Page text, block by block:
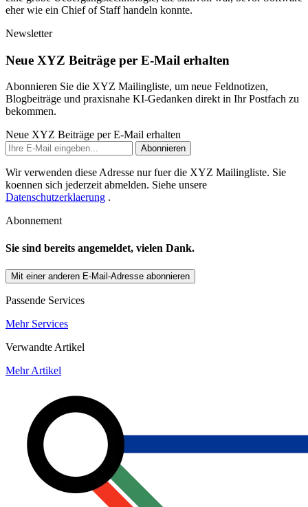
eher wie ein Chief of Staff handeln konnte.
Newsletter
Neue XYZ Beiträge per E-Mail erhalten
Abonnieren Sie die XYZ Mailingliste, um neue Feldnotizen,
Blogbeiträge und praxisnahe KI-Gedanken direkt in Ihr Postfach zu
bekommen.
Neue XYZ Beiträge per E-Mail erhalten
Abonnieren
Wir verwenden diese Adresse nur fuer die XYZ Mailingliste. Sie
koennen sich jederzeit abmelden. Siehe unsere
Datenschutzerklaerung .
Abonnement
Sie sind bereits angemeldet, vielen Dank.
Mit einer anderen E-Mail-Adresse abonnieren
Passende Services
Mehr Services
Verwandte Artikel
Mehr Artikel